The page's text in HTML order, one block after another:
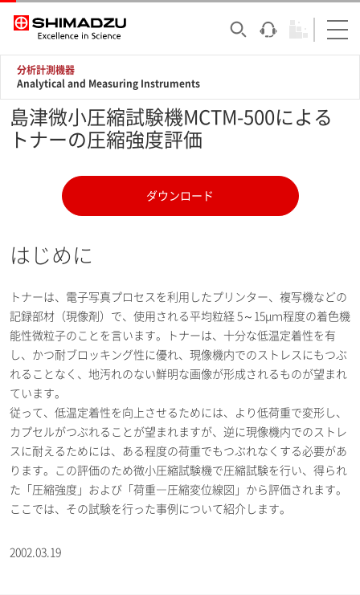
分析計測機器
Analytical and Measuring Instruments
島津微小圧縮試験機MCTM-500による
トナーの圧縮強度評価
ダウンロード
はじめに
トナーは、電子写真プロセスを利用したプリンター、複写機などの
記録部材（現像剤）で、使用される平均粒経 5～15μｍ程度の着色機
能性微粒子のことを言います。トナーは、十分な低温定着性を有
し、かつ耐ブロッキング性に優れ、現像機内でのストレスにもつぶ
れることなく、地汚れのない鮮明な画像が形成されるものが望まれ
ています。
従って、低温定着性を向上させるためには、より低荷重で変形し、
カプセルがつぶれることが望まれますが、逆に現像機内でのストレ
スに耐えるためには、ある程度の荷重でもつぶれなくする必要があ
ります。この評価のため微小圧縮試験機で圧縮試験を行い、得られ
た「圧縮強度」および「荷重―圧縮変位線図」から評価されます。
ここでは、その試験を行った事例について紹介します。
2002.03.19